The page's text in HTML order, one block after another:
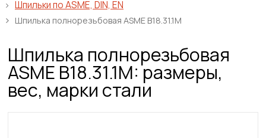
Шпильки по ASME, DIN, EN
Шпилька полнорезьбовая ASME B18.31.1M
Шпилька полнорезьбовая
ASME B18.31.1M: размеры,
вес, марки стали